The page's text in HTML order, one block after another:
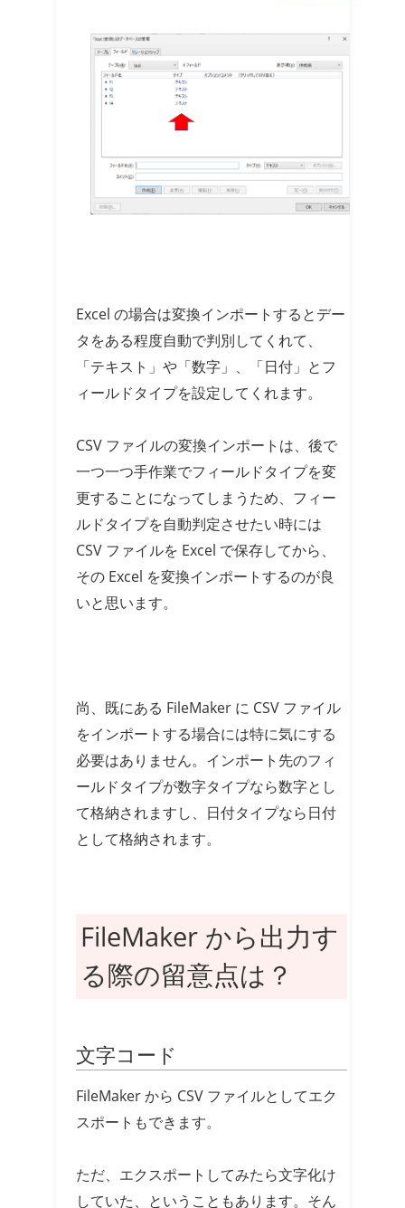
Excel の場合は変換インポートするとデー
タをある程度自動で判別してくれて、
「テキスト」や「数字」、「日付」とフ
ィールドタイプを設定してくれます。
CSV ファイルの変換インポートは、後で
一つ一つ手作業でフィールドタイプを変
更することになってしまうため、フィー
ルドタイプを自動判定させたい時には
CSV ファイルを Excel で保存してから、
その Excel を変換インポートするのが良
いと思います。
尚、既にある FileMaker に CSV ファイル
をインポートする場合には特に気にする
必要はありません。インポート先のフィ
ールドタイプが数字タイプなら数字とし
て格納されますし、日付タイプなら日付
として格納されます。
FileMaker から出力す
る際の留意点は？
文字コード
FileMaker から CSV ファイルとしてエク
スポートもできます。
ただ、エクスポートしてみたら文字化け
していた、ということもあります。そん